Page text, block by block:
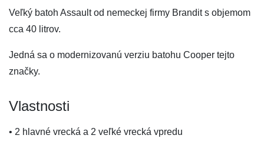
Veľký batoh Assault od nemeckej firmy Brandit s objemom
cca 40 litrov.
Jedná sa o modernizovanú verziu batohu Cooper tejto
značky.
Vlastnosti
• 2 hlavné vrecká a 2 veľké vrecká vpredu